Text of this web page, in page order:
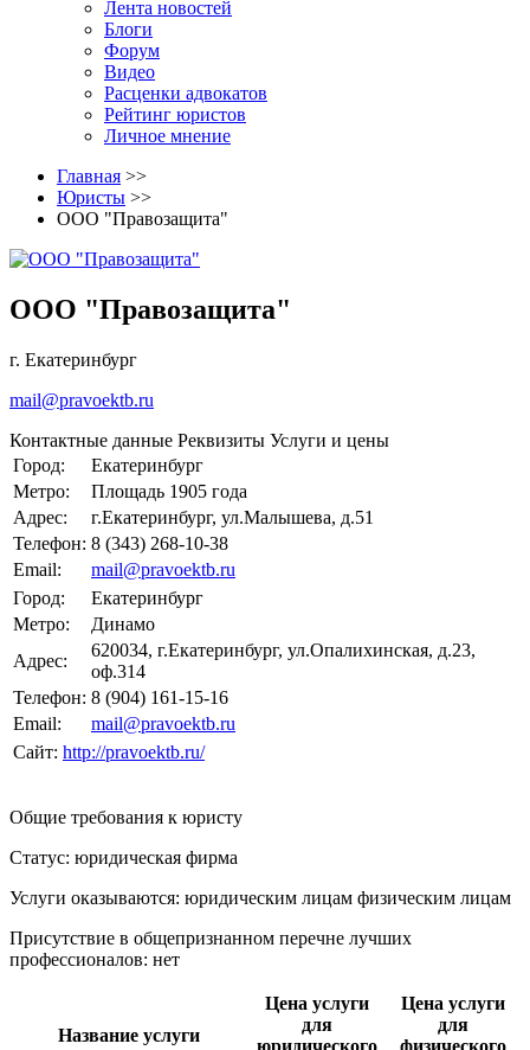
Лента новостей
Блоги
Форум
Видео
Расценки адвокатов
Рейтинг юристов
Личное мнение
Главная >>
Юристы >>
ООО "Правозащита"
ООО "Правозащита"
г. Екатеринбург
mail@pravoektb.ru
Контактные данные Реквизиты Услуги и цены
Город:
Екатеринбург
Метро:
Площадь 1905 года
Адрес:
г.Екатеринбург, ул.Малышева, д.51
Телефон: 8 (343) 268-10-38
Email:
mail@pravoektb.ru
Город:
Екатеринбург
Метро:
Динамо
Адрес:
620034, г.Екатеринбург, ул.Опалихинская, д.23,
оф.314
Телефон: 8 (904) 161-15-16
Email:
mail@pravoektb.ru
Сайт: http://pravoektb.ru/
Общие требования к юристу
Статус: юридическая фирма
Услуги оказываются: юридическим лицам физическим лицам
Присутствие в общепризнанном перечне лучших
профессионалов: нет
Название услуги
Цена услуги
для
юридического
Цена услуги
для
физического